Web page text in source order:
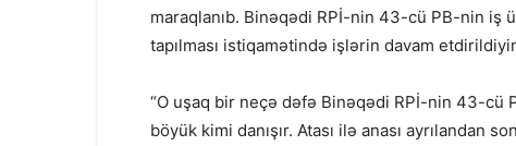
maraqlanıb. Binəqədi RPİ-nin 43-cü PB-nin iş
tapılması istiqamətində işlərin davam
“O uşaq bir neçə dəfə Binəqədi RPİ-nin 43-cü
böyük kimi danışır. Atası ilə anası ayrılandan